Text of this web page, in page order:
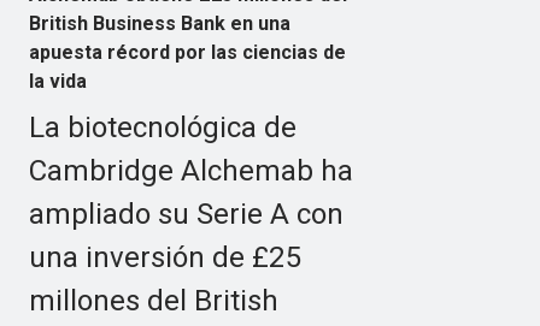
British Business Bank en una
apuesta récord por las ciencias de
la vida
La biotecnológica de
Cambridge Alchemab ha
ampliado su Serie A con
una inversión de £25
millones del British